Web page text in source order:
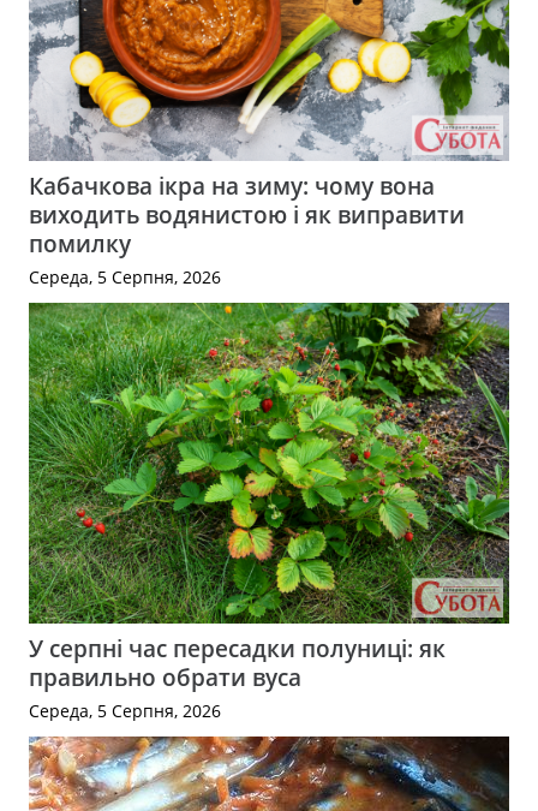
Кабачкова ікра на зиму: чому вона
виходить водянистою і як виправити
помилку
Середа, 5 Серпня, 2026
У серпні час пересадки полуниці: як
правильно обрати вуса
Середа, 5 Серпня, 2026